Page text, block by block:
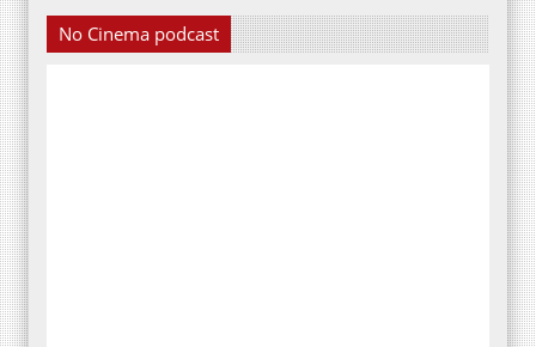
No Cinema podcast